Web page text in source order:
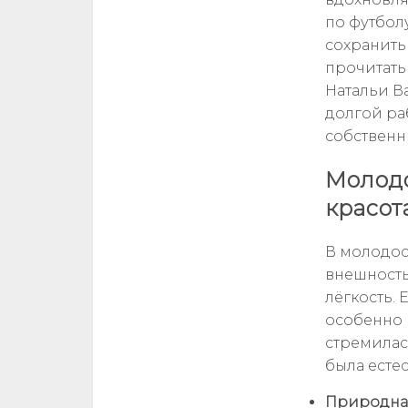
по
прочитать
Натальи
долгой
В
лёгкость.
особенно
была